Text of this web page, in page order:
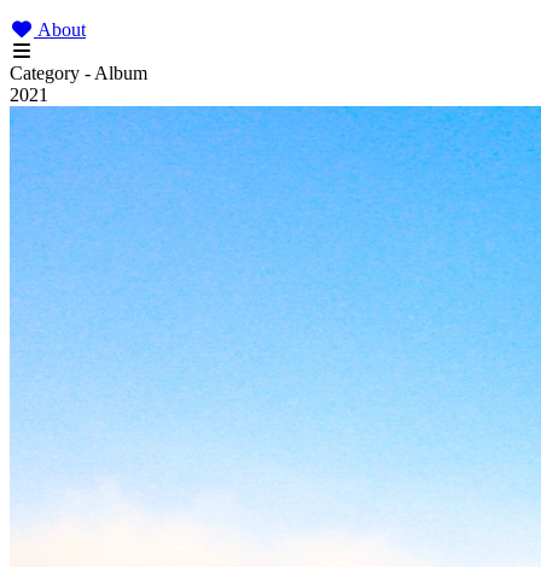
About
Category - Album
2021